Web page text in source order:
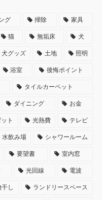
グ 掃除 家具
猫 無垢床 犬
犬グッズ 土地 照明
浴室 後悔ポイント
タイルカーペット
ダイニング お金
ト 光熱費 テレビ
水飲み場 シャワールーム
要望書 室内窓
光回線 電波
し ランドリースペース